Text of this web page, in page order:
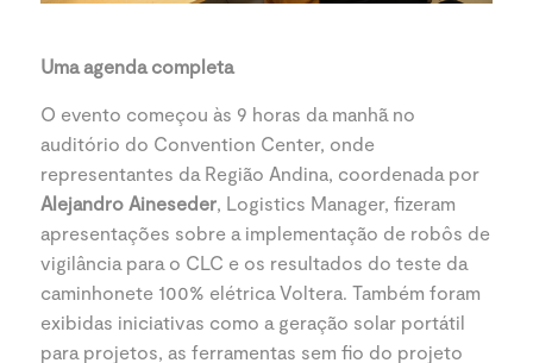
Uma agenda completa
O evento começou às 9 horas da manhã no
auditório do Convention Center, onde
representantes da Região Andina, coordenada por
Alejandro Aineseder, Logistics Manager, fizeram
apresentações sobre a implementação de robôs de
vigilância para o CLC e os resultados do teste da
caminhonete 100% elétrica Voltera. Também foram
exibidas iniciativas como a geração solar portátil
para projetos, as ferramentas sem fio do projeto